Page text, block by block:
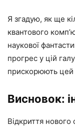
Я згадую, як ще
квантового
наукової
прогрес у цій
прискорюють цей
Висновок:
Відкриття нового